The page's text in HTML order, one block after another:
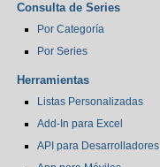
Consulta de Series
Por Categoría
Por Series
Herramientas
Listas Personalizadas
Add-In para Excel
API para Desarrolladores